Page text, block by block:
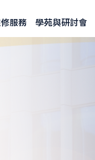
服務 學苑與研討會